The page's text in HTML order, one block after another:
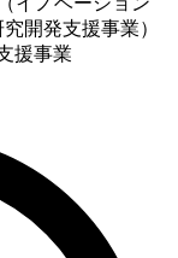
開発支援事業）
援事業